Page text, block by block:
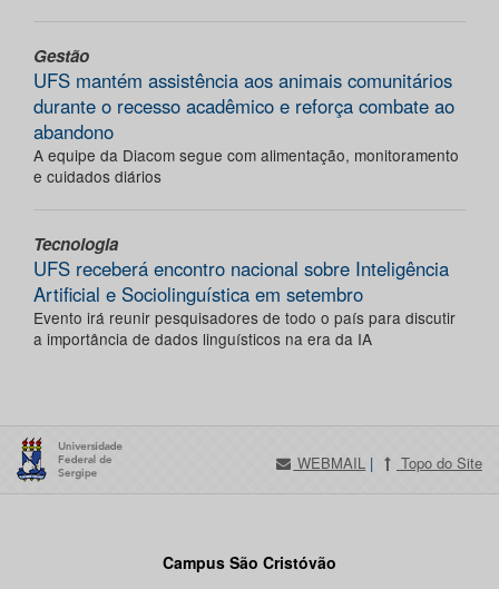
Gestão
UFS mantém assistência aos animais comunitários
durante o recesso acadêmico e reforça combate ao
abandono
A equipe da Diacom segue com alimentação, monitoramento
e cuidados diários
Tecnologia
UFS receberá encontro nacional sobre Inteligência
Artificial e Sociolinguística em setembro
Evento irá reunir pesquisadores de todo o país para discutir
a importância de dados linguísticos na era da IA
WEBMAIL | Topo do Site
Campus São Cristóvão